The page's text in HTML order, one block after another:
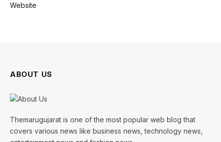
Website
ABOUT US
Themarugujarat is one of the most popular web blog that
covers various news like business news, technology news,